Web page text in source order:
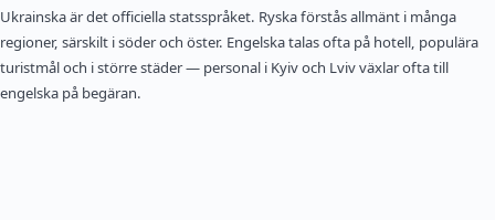
Ukrainska är det officiella statsspråket. Ryska förstås allmänt i många
regioner, särskilt i söder och öster. Engelska talas ofta på hotell, populära
turistmål och i större städer — personal i Kyiv och Lviv växlar ofta till
engelska på begäran.